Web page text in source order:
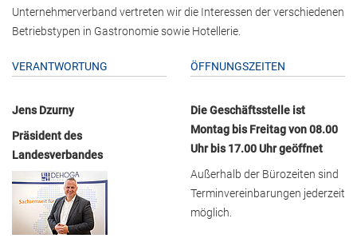
Unternehmerverband vertreten wir die Interessen der verschiedenen
Betriebstypen in Gastronomie sowie Hotellerie.
VERANTWORTUNG
Jens Dzurny
Präsident des
Landesverbandes
ÖFFNUNGSZEITEN
Die Geschäftsstelle ist
Montag bis Freitag von 08.00
Uhr bis 17.00 Uhr geöffnet
Außerhalb der Bürozeiten sind
Terminvereinbarungen jederzeit
möglich.